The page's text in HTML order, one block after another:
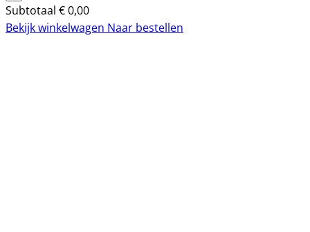
Subtotaal €0,00
Bekijk winkelwagen Naar bestellen